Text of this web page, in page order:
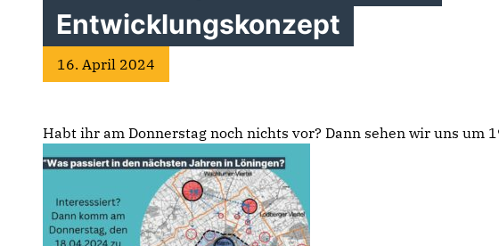
Entwicklungskonzept
16. April 2024
Habt ihr am Donnerstag noch nichts vor? Dann sehen wir uns um